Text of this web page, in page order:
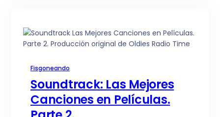
Fisgoneando
Soundtrack: Las Mejores
Canciones en Películas.